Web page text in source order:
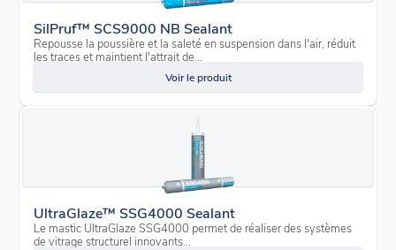
SilPruf™ SCS9000 NB Sealant
Repousse la poussière et la saleté en suspension dans l'air, réduit
les traces et maintient l'attrait de...
Voir le produit
UltraGlaze™ SSG4000 Sealant
Le mastic UltraGlaze SSG4000 permet de réaliser des systèmes
de vitrage structurel innovants...